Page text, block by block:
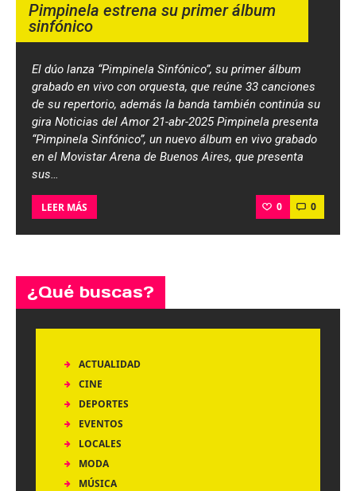
Pimpinela estrena su primer álbum
sinfónico
El dúo lanza “Pimpinela Sinfónico”, su primer álbum
grabado en vivo con orquesta, que reúne 33 canciones
de su repertorio, además la banda también continúa su
gira Noticias del Amor 21-abr-2025 Pimpinela presenta
“Pimpinela Sinfónico”, un nuevo álbum en vivo grabado
en el Movistar Arena de Buenos Aires, que presenta
sus…
LEER MÁS 0 0
¿Qué buscas?
ACTUALIDAD
CINE
DEPORTES
EVENTOS
LOCALES
MODA
MÚSICA